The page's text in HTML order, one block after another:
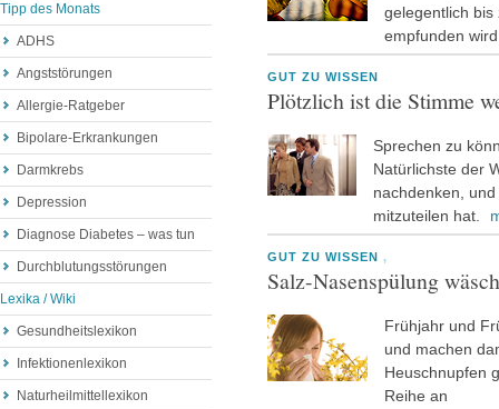
Tipp des Monats
ADHS
Angststörungen
Allergie-Ratgeber
Bipolare-Erkrankungen
Darmkrebs
Depression
Diagnose Diabetes – was tun
Durchblutungsstörungen
Lexika / Wiki
Gesundheitslexikon
Infektionenlexikon
Naturheilmittellexikon
gelegentlich
empfunden
GUT ZU WISSEN
Plötzlich ist die Stimme
Sprechen zu
Natürlichste der
nachdenken,
mitzuteilen hat.
GUT ZU WISSEN ,
Salz-Nasenspülung
Frühjahr und
und machen
Heuschnupfen
Reihe an